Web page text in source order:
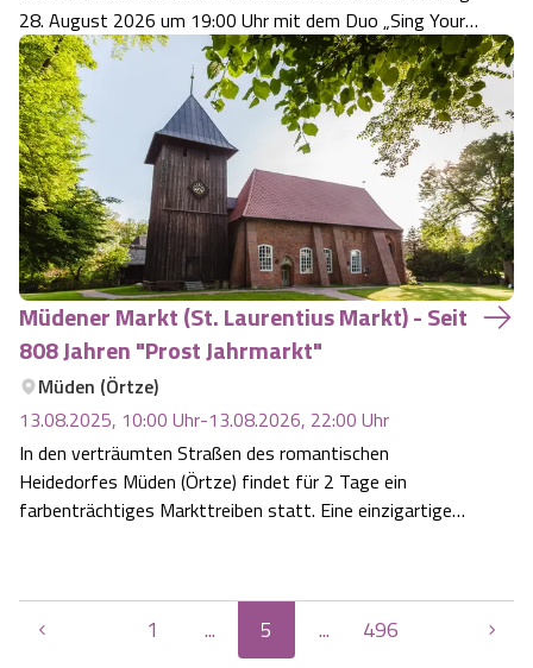
28. August 2026 um 19:00 Uhr mit dem Duo „Sing Your
Soul“ – das Akkordeon ist Instrument des Jahres 2026
Müdener Markt (St. Laurentius Markt) - Seit
808 Jahren "Prost Jahrmarkt"
Müden (Örtze)
13.08.2025, 10:00 Uhr-13.08.2026, 22:00 Uhr
In den verträumten Straßen des romantischen
Heidedorfes Müden (Örtze) findet für 2 Tage ein
farbenträchtiges Markttreiben statt. Eine einzigartige
Laurentius Markt", auch kurz als "Müdener Markt" be…
1 ... 5 ... 496